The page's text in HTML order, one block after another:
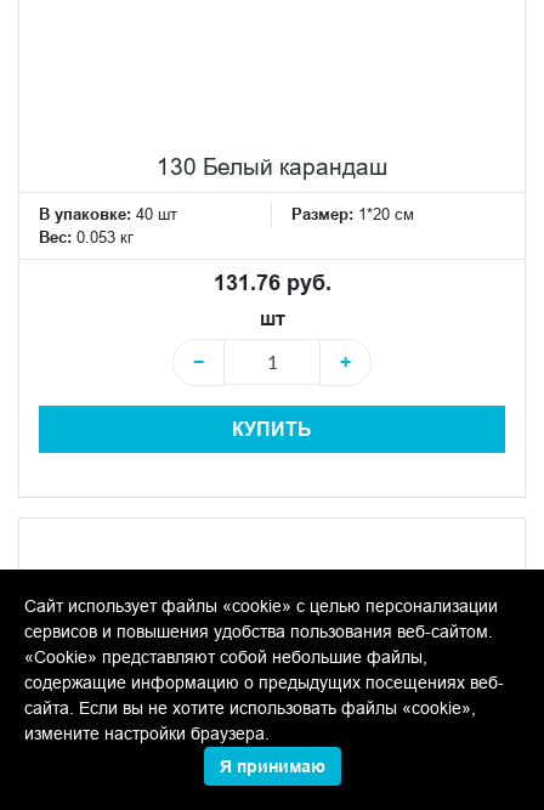
130 Белый карандаш
В упаковке: 40 шт Размер: 1*20 см
Вес: 0.053 кг
131.76 руб.
шт
−
+
КУПИТЬ
Сайт использует файлы «cookie» с целью персонализации
сервисов и повышения удобства пользования веб-сайтом.
«Cookie» представляют собой небольшие файлы,
содержащие информацию о предыдущих посещениях веб-
сайта. Если вы не хотите использовать файлы «cookie»,
измените настройки браузера.
Я принимаю